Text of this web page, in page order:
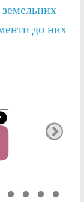
до них